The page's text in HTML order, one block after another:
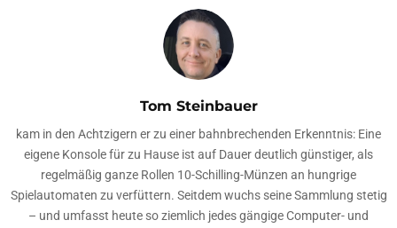
Tom Steinbauer
kam in den Achtzigern er zu einer bahnbrechenden Erkenntnis: Eine
eigene Konsole für zu Hause ist auf Dauer deutlich günstiger, als
regelmäßig ganze Rollen 10-Schilling-Münzen an hungrige
Spielautomaten zu verfüttern. Seitdem wuchs seine Sammlung stetig
– und umfasst heute so ziemlich jedes gängige Computer- und